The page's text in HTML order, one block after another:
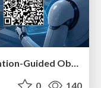
[MIRU26] Open-Vocabulary Intention-Guided Object Detection in Diverse Scenes
0 140